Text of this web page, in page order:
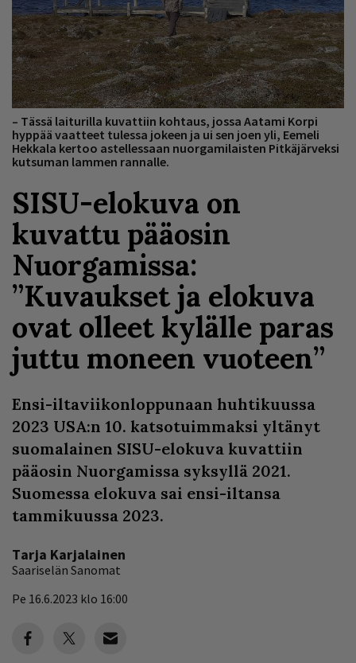
– Tässä laiturilla kuvattiin kohtaus, jossa Aatami Korpi
hyppää vaatteet tulessa jokeen ja ui sen joen yli, Eemeli
Hekkala kertoo astellessaan nuorgamilaisten Pitkäjärveksi
kutsuman lammen rannalle.
SISU-elokuva on
kuvattu pääosin
Nuorgamissa:
”Kuvaukset ja elokuva
ovat olleet kylälle paras
juttu moneen vuoteen”
Ensi-iltaviikonloppunaan huhtikuussa
2023 USA:n 10. katsotuimmaksi yltänyt
suomalainen SISU-elokuva kuvattiin
pääosin Nuorgamissa syksyllä 2021.
Suomessa elokuva sai ensi-iltansa
tammikuussa 2023.
Tarja Karjalainen
Saariselän Sanomat
Pe 16.6.2023 klo 16:00